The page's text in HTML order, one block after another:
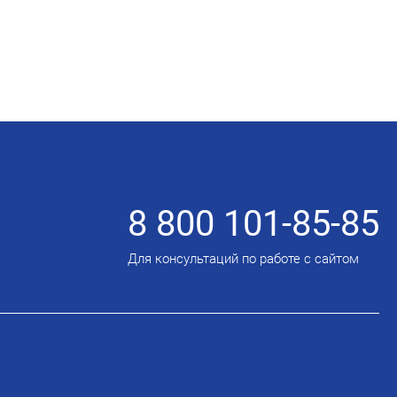
8 800 101-85-85
Для консультаций по работе с сайтом